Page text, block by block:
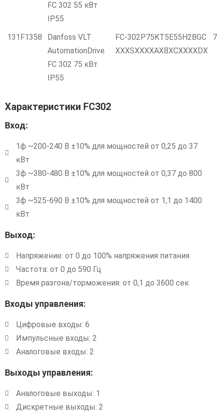
FC 302 55 кВт
IP55
131F1358
Danfoss VLT
AutomationDrive
FC 302 75 кВт
IP55
FC-302P75KT5E55H2BGC
XXXSXXXXAXBXCXXXXDX
Характеристики FC302
Вход:
1ф ~200-240 В ±10% для мощностей от 0,25 до 37
кВт
3ф ~380-480 В ±10% для мощностей от 0,37 до 800
кВт
3ф ~525-690 В ±10% для мощностей от 1,1 до 1400
кВт
Выход:
Напряжение: от 0 до 100% напряжения питания
Частота: от 0 до 590 Гц
Время разгона/торможения: от 0,1 до 3600 сек
Входы управления:
Цифровые входы: 6
Импульсные входы: 2
Аналоговые входы: 2
Выходы управления:
Аналоговые выходы: 1
Дискретные выходы: 2